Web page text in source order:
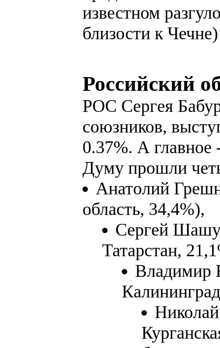
известном
близости к
Российский
РОС Сергея
союзников,
0.37%. А главное
Думу прошли
Анатолий
область, 34,4%),
Сергей
Татарстан,
Владимир